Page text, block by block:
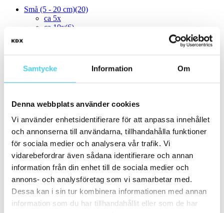
Samtycke Information Om
Denna webbplats använder cookies
Vi använder enhetsidentifierare för att anpassa innehållet
och annonserna till användarna, tillhandahålla funktioner
för sociala medier och analysera vår trafik. Vi
vidarebefordrar även sådana identifierare och annan
information från din enhet till de sociala medier och
annons- och analysföretag som vi samarbetar med.
Dessa kan i sin tur kombinera informationen med annan
information som du har tillhandahållit eller som de har
Små (5 - 20 cm)(20)
ca 5x
ca 10x(6)
ca 15x(13)
15x15 cm(13)
ca 20x(1)
21x18.2 cm
Mellan (25 - 50 cm)(11)
ca 30x30 cm(3)
30x30 cm(3)
ca 30x60 cm(8)
Stora (60 - 120 cm)(10)
ca 60x(10)
ca 60x10 cm
60x30 cm(8)